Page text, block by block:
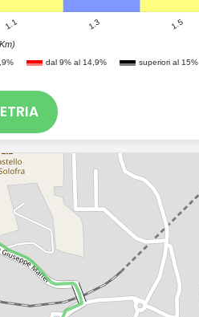
dal 9% al 14,9% superiori al 15%
1.1 1.3 1.5